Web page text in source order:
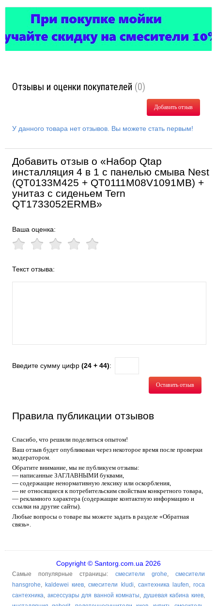
Отзывы и оценки покупателей (0)
Добавить отзыв
У данного товара нет отзывов. Вы можете стать первым!
Добавить отзыв о «Набор Qtap
инсталляция 4 в 1 с панелью смыва Nest
(QT0133M425 + QT0111M08V1091MB) +
унитаз с сиденьем Tern
QT1733052ERMB»
Ваша оценка:
Текст отзыва:
Введите сумму цифр (24 + 44):
Оставить отзыв
Правила публикации отзывов
Спасибо, что решили поделиться опытом!
Ваш отзыв будет опубликован через некоторое время после проверки
модератором.
Обратите внимание, мы не публикуем отзывы:
— написанные ЗАГЛАВНЫМИ буквами,
— содержащие ненормативную лексику или оскорбления,
— не относящиеся к потребительским свойствам конкретного товара,
— рекламного характера (содержащие контактную информацию и
ссылки на другие сайты).
Любые вопросы о товаре вы можете задать в разделе «Обратная
связь».
Copyright © Santorg.com.ua 2026
Самые популярные страницы: смесители grohe,смесители
hansgrohe, kaldewei киев,смесители kludi, сантехника laufen,roca
сантехника, аксессуары для ванной комнаты, душевая кабина киев,